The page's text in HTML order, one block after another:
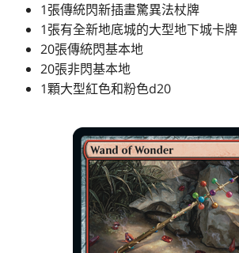
1張傳統閃新插畫驚異法杖牌
1張有全新地底城的大型地下城卡牌
20張傳統閃基本地
20張非閃基本地
1顆大型紅色和粉色d20